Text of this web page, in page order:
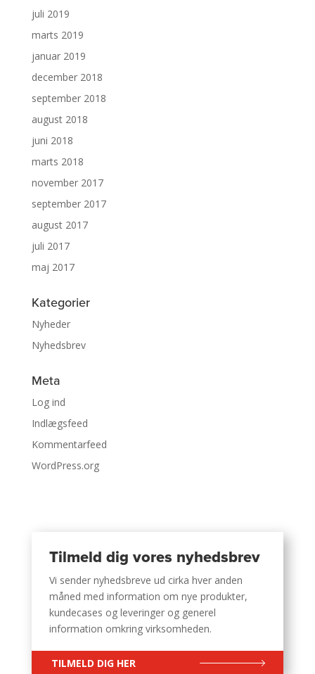
juli 2019
marts 2019
januar 2019
december 2018
september 2018
august 2018
juni 2018
marts 2018
november 2017
september 2017
august 2017
juli 2017
maj 2017
Kategorier
Nyheder
Nyhedsbrev
Meta
Log ind
Indlægsfeed
Kommentarfeed
WordPress.org
Tilmeld dig vores nyhedsbrev
Vi sender nyhedsbreve ud cirka hver anden
måned med information om nye produkter,
kundecases og leveringer og generel
information omkring virksomheden.
TILMELD DIG HER